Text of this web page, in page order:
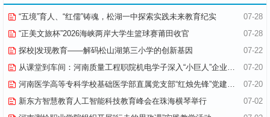
07-28
“五境”育人、“红儒”铸魂，松湖一中探索实践未来教育纪实
07-28
“正美文旅杯”​2026海峡两岸大学生篮球赛莆田收官
07-22
探校|发现教育——解码松山湖第三小学的创新基因
07-20
从课堂到车间：河南质量工程职院机电学子深入“小巨人”企业，交出8份青春“智造”答卷
07-20
河南医学高等专科学校基础医学部直属党支部“红烛先锋”党建品牌创建纪实
07-02
新东方智慧教育人工智能科技教育峰会在珠海横琴举行